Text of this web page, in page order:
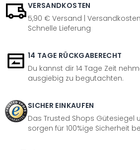
VERSANDKOSTEN
5,90 € Versand |
Schnelle Lieferung
14 TAGE RÜCKGABERECHT
Du kannst dir 14 Tage Zeit
ausgiebig zu begutachten.
SICHER EINKAUFEN
Das Trusted Shops Gütesiegel
sorgen für 100%ige Sicherheit